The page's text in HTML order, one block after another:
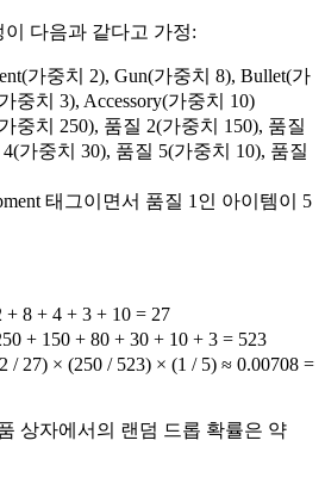
다음과 같다고 가정:
가중치 2), Gun(가중치 8), Bullet(가
중치 3), Accessory(가중치 10)
중치 250), 품질 2(가중치 150), 품질
가중치 30), 품질 5(가중치 10), 품질
태그이면서 품질 1인 아이템이 5
8 + 4 + 3 + 10 = 27
+ 150 + 80 + 30 + 10 + 3 = 523
/ 27) × (250 / 523) × (1 / 5) ≈ 0.00708 =
상자에서의 랜덤 드롭 확률은 약